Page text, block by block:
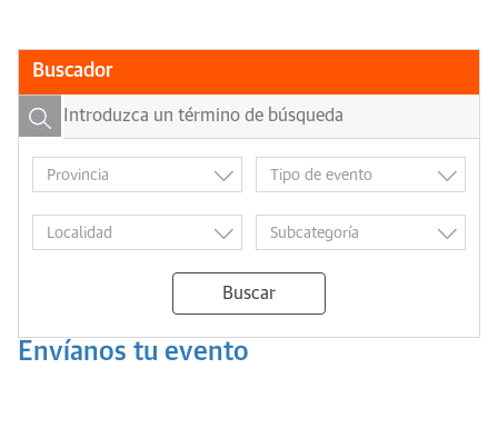
Buscador
Buscar
Envíanos tu evento